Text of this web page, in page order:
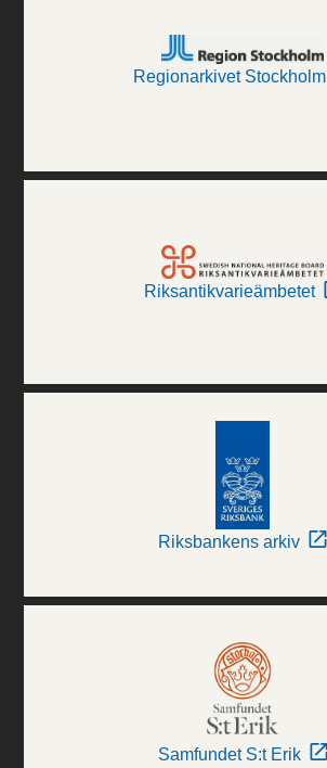
Regionarkivet Stockholm
Riksantikvarieämbetet
Riksbankens arkiv
Samfundet S:t Erik